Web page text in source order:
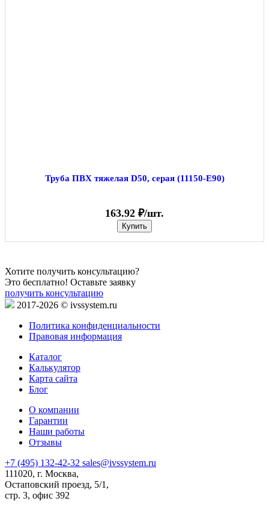
Труба ПВХ тяжелая D50, серая (11150-E90)
163.92 ₽/шт.
Купить
Хотите получить консультацию?
Это бесплатно! Оставьте заявку
получить консультацию
2017-2026 © ivssystem.ru
Политика конфиденциальности
Правовая информация
Каталог
Калькулятор
Карта сайта
Блог
О компании
Гарантии
Наши работы
Отзывы
+7 (495) 132-42-32 sales@ivssystem.ru
111020, г. Москва,
Остаповский проезд, 5/1,
стр. 3, офис 392